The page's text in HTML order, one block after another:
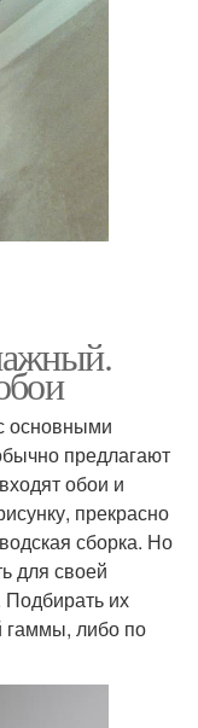
основными
предлагают
обои и
прекрасно
сборка. Но
для своей
их
гаммы, либо по